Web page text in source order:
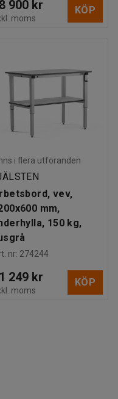
900 kr
moms
KÖP
i flera utföranden
vev,
mm,
150 kg,
nr: 274244
249 kr
moms
KÖP